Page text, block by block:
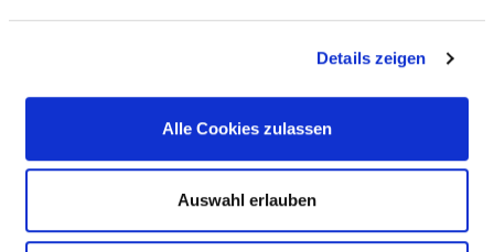
Details zeigen
Alle Cookies zulassen
Auswahl erlauben
Anzahl der Fachabteilungen: 1
Teilstationäre Fallzahl: 148